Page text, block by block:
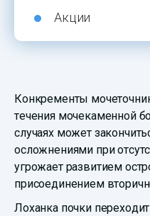
Акции
Конкременты
течения мочекаменной
случаях может
осложнениями при
угрожает развитием
присоединением
Лоханка почки